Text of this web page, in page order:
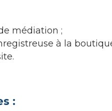
médiation ;
à la
: